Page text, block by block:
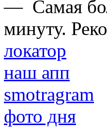
— Самая
минуту.
локатор
наш апп
smotragram
фото дня